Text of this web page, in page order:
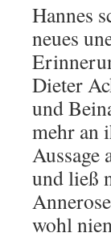
Hannes
neues
Dieter
und
mehr an
und ließ
wohl